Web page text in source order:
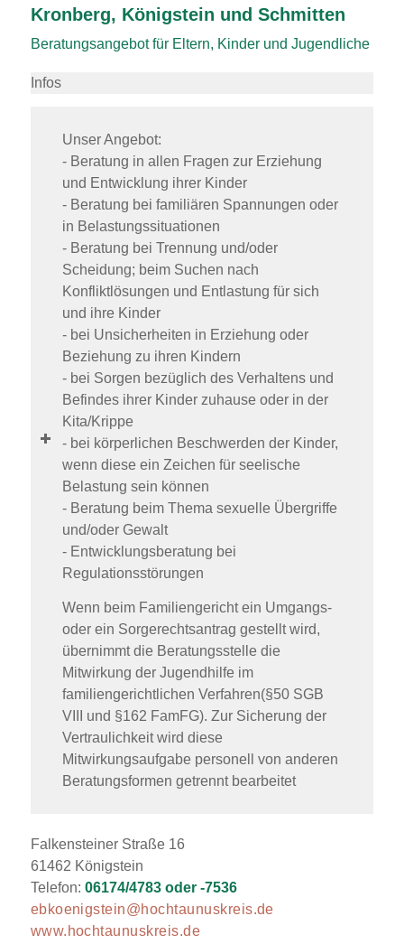
Kronberg, Königstein und Schmitten
Beratungsangebot für Eltern, Kinder und Jugendliche
Infos
Unser Angebot:
- Beratung in allen Fragen zur Erziehung
und Entwicklung ihrer Kinder
- Beratung bei familiären Spannungen oder
in Belastungssituationen
- Beratung bei Trennung und/oder
Scheidung; beim Suchen nach
Konfliktlösungen und Entlastung für sich
und ihre Kinder
- bei Unsicherheiten in Erziehung oder
Beziehung zu ihren Kindern
- bei Sorgen bezüglich des Verhaltens und
Befindes ihrer Kinder zuhause oder in der
Kita/Krippe
- bei körperlichen Beschwerden der Kinder,
wenn diese ein Zeichen für seelische
Belastung sein können
- Beratung beim Thema sexuelle Übergriffe
und/oder Gewalt
- Entwicklungsberatung bei
Regulationsstörungen
Wenn beim Familiengericht ein Umgangs-
oder ein Sorgerechtsantrag gestellt wird,
übernimmt die Beratungsstelle die
Mitwirkung der Jugendhilfe im
familiengerichtlichen Verfahren(§50 SGB
VIII und §162 FamFG). Zur Sicherung der
Vertraulichkeit wird diese
Mitwirkungsaufgabe personell von anderen
Beratungsformen getrennt bearbeitet
Falkensteiner Straße 16
61462 Königstein
Telefon: 06174/4783 oder -7536
ebkoenigstein@hochtaunuskreis.de
www.hochtaunuskreis.de